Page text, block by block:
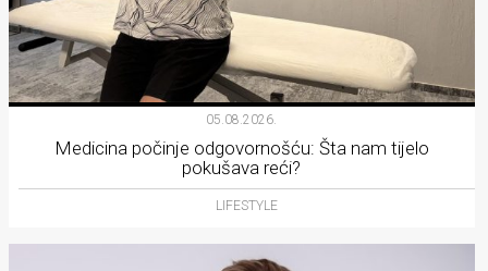
05.08.2026.
Medicina počinje odgovornošću: Šta nam tijelo
pokušava reći?
LIFESTYLE